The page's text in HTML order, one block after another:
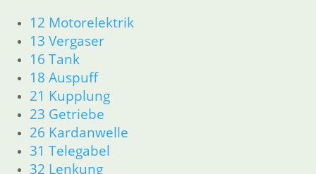
12 Motorelektrik
13 Vergaser
16 Tank
18 Auspuff
21 Kupplung
23 Getriebe
26 Kardanwelle
31 Telegabel
32 Lenkung
18 Auspuff
21 Kupplung
23 Getriebe
26 Kardanwelle
31 Telegabel
33 Antrieb
32 Lenkung
34 Bremsen
36 Räder
46 Rahmen & Verkleidung